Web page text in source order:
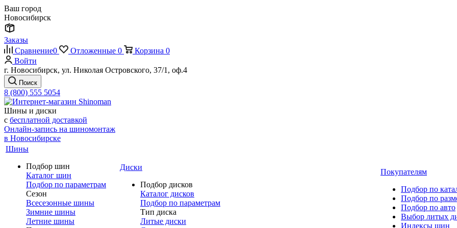
Ваш город
Новосибирск
Заказы
Сравнение0 Отложенные 0 Корзина 0
Войти
г. Новосибирск, ул. Николая Островского, 37/1, оф.4
Поиск
8 (800) 555 5054
Шины и диски
с бесплатной доставкой
Онлайн-запись на шиномонтаж
в Новосибирске
Шины
Подбор шин
Каталог шин
Подбор по параметрам
Сезон
Всесезонные шины
Зимние шины
Летние шины
Диски
Подбор дисков
Каталог дисков
Подбор по параметрам
Тип диска
Литые диски
Покупателям
Подбор по
Подбор по
Подбор по авто
Выбор литых
Индексы шин